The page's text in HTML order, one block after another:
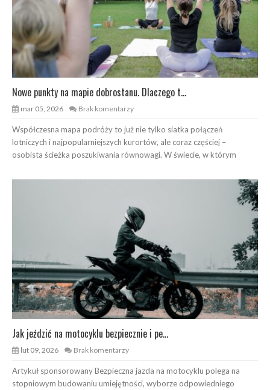
Nowe punkty na mapie dobrostanu. Dlaczego t...
mar 05, 2026 Brak komentarzy
Współczesna mapa podróży to już nie tylko siatka połączeń
lotniczych i najpopularniejszych kurortów, ale coraz częściej –
osobista ścieżka poszukiwania równowagi. W świecie, w którym
Jak jeździć na motocyklu bezpiecznie i pe...
lut 09, 2026 Brak komentarzy
Artykuł sponsorowany Bezpieczna jazda na motocyklu polega na
stopniowym budowaniu umiejętności, wyborze odpowiedniego